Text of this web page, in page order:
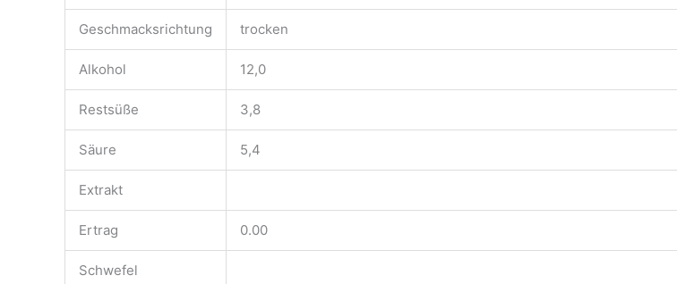
Geschmacksrichtung trocken
Alkohol 12,0
Restsüße 3,8
Säure 5,4
Extrakt
Ertrag 0.00
Schwefel